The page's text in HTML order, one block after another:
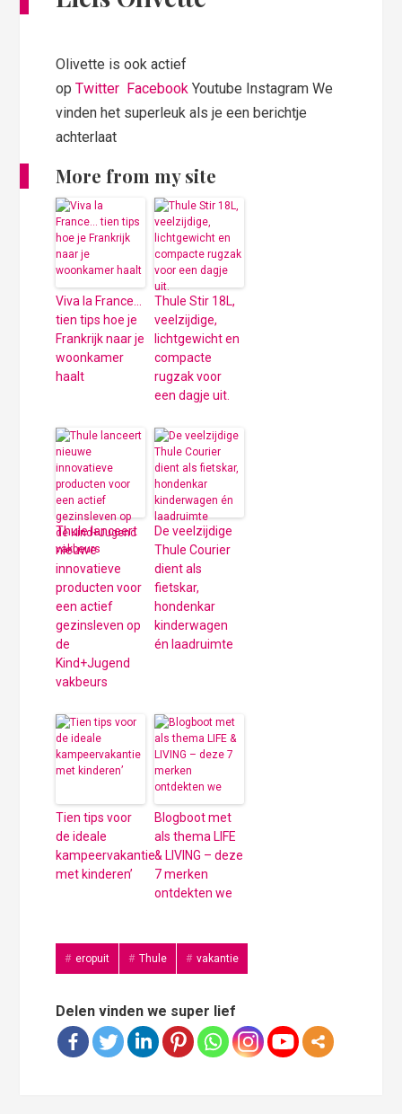
Olivette is ook actief
opTwitter Facebook Youtube Instagram We
vinden het superleuk als je een berichtje
achterlaat
More from my site
Viva la France…
tien tips hoe je
Frankrijk naar je
woonkamer
haalt
Thule Stir 18L,
veelzijdige,
lichtgewicht en
compacte
rugzak voor
een dagje uit.
Thule lanceert
nieuwe
innovatieve
producten voor
een actief
gezinsleven op
de
Kind+Jugend
vakbeurs
De veelzijdige
Thule Courier
dient als
fietskar,
hondenkar
kinderwagen
én laadruimte
Tien tips voor
de ideale
kampeervakantie
met kinderen’
Blogboot met
als thema LIFE
& LIVING – deze
7 merken
ontdekten we
eropuit Thule vakantie
Delen vinden we super lief